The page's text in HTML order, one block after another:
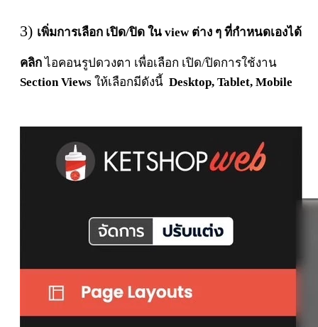
3) เพิ่มการเลือก เปิด/ปิด ใน view ต่าง ๆ ที่กำหนดเองได้
คลิกไอคอนรูปดวงตา เพื่อเลือก เปิด/ปิดการใช้งาน
Section Views ให้เลือกมีดังนี้ Desktop, Tablet, Mobile